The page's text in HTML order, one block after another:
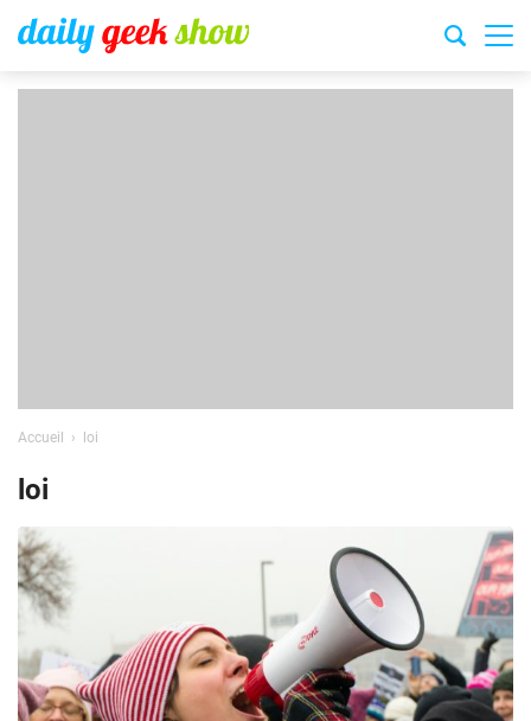
Accueil loi
loi